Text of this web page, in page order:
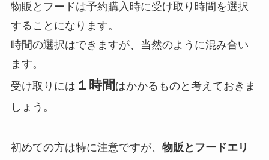
物販とフードは予約購入時に受け取り時間を選択
することになります。
時間の選択はできますが、当然のように混み合い
ます。
受け取りには １時間 はかかるものと考えておきま
しょう。
初めての方は特に注意ですが、 物販とフードエリ